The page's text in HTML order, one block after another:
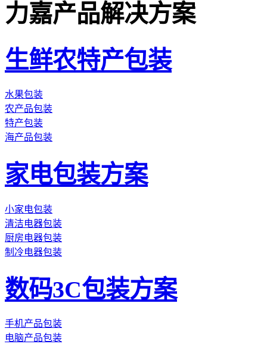
力嘉产品解决方案
生鲜农特产包装
水果包装
农产品包装
特产包装
海产品包装
家电包装方案
小家电包装
清洁电器包装
厨房电器包装
制冷电器包装
数码3C包装方案
手机产品包装
电脑产品包装